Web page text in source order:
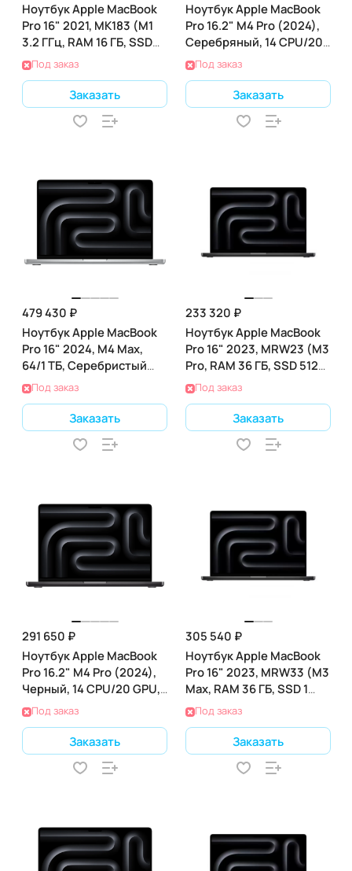
Ноутбук Apple MacBook
Pro 16" 2021, MK183 (M1
3.2 ГГц, RAM 16 ГБ, SSD
512 ГБ), Gray
Под заказ
Заказать
Ноутбук Apple MacBook
Pro 16.2" M4 Pro (2024),
Серебряный, 14 CPU/20
GPU, 48 RAM 512 ГБ SSD,
(MX2U3)
Под заказ
Заказать
479 430 ₽
Ноутбук Apple MacBook
Pro 16" 2024, M4 Max,
64/1 ТБ, Серебристый
(Z1FR000NK)
Под заказ
Заказать
233 320 ₽
Ноутбук Apple MacBook
Pro 16" 2023, MRW23 (M3
Pro, RAM 36 ГБ, SSD 512
ГБ), Space Black
Под заказ
Заказать
291 650 ₽
Ноутбук Apple MacBook
Pro 16.2" M4 Pro (2024),
Черный, 14 CPU/20 GPU,
48 RAM 512 ГБ SSD,
(MX2Y3)
Под заказ
Заказать
305 540 ₽
Ноутбук Apple MacBook
Pro 16" 2023, MRW33 (M3
Max, RAM 36 ГБ, SSD 1
ТБ), Space Black
Под заказ
Заказать